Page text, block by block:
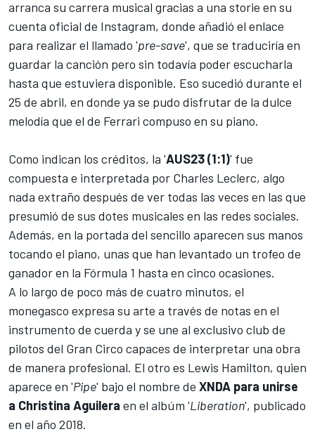
arranca su carrera musical gracias a una storie en su
cuenta oficial de Instagram, donde añadió el enlace
para realizar el llamado 'pre-save', que se traduciría en
guardar la canción pero sin todavía poder escucharla
hasta que estuviera disponible. Eso sucedió durante el
25 de abril, en donde ya se pudo disfrutar de la dulce
melodía que el de Ferrari compuso en su piano.
Como indican los créditos, la 'AUS23 (1:1)' fue
compuesta e interpretada por Charles Leclerc, algo
nada extraño después de ver todas las veces en las que
presumió de sus dotes musicales en las redes sociales.
Además, en la portada del sencillo aparecen sus manos
tocando el piano, unas que han levantado un trofeo de
ganador en la Fórmula 1 hasta en cinco ocasiones.
A lo largo de poco más de cuatro minutos, el
monegasco expresa su arte a través de notas en el
instrumento de cuerda y se une al exclusivo club de
pilotos del Gran Circo capaces de interpretar una obra
de manera profesional. El otro es Lewis Hamilton, quien
aparece en 'Pipe' bajo el nombre de XNDA para unirse
a Christina Aguilera en el albúm 'Liberation', publicado
en el año 2018.